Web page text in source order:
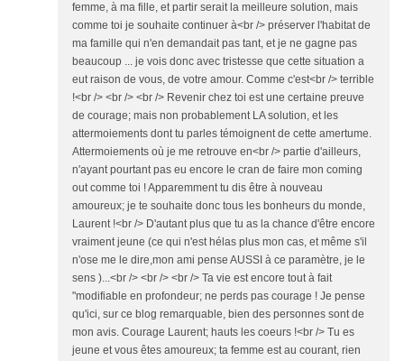
femme, à ma fille, et partir serait la meilleure solution, mais
comme toi je souhaite continuer à<br /> préserver l'habitat de
ma famille qui n'en demandait pas tant, et je ne gagne pas
beaucoup ... je vois donc avec tristesse que cette situation a
eut raison de vous, de votre amour. Comme c'est<br /> terrible
!<br /> <br /> <br /> Revenir chez toi est une certaine preuve
de courage; mais non probablement LA solution, et les
attermoiements dont tu parles témoignent de cette amertume.
Attermoiements où je me retrouve en<br /> partie d'ailleurs,
n'ayant pourtant pas eu encore le cran de faire mon coming
out comme toi ! Apparemment tu dis être à nouveau
amoureux; je te souhaite donc tous les bonheurs du monde,
Laurent !<br /> D'autant plus que tu as la chance d'être encore
vraiment jeune (ce qui n'est hélas plus mon cas, et même s'il
n'ose me le dire,mon ami pense AUSSI à ce paramètre, je le
sens )...<br /> <br /> <br /> Ta vie est encore tout à fait
"modifiable en profondeur; ne perds pas courage ! Je pense
qu'ici, sur ce blog remarquable, bien des personnes sont de
mon avis. Courage Laurent; hauts les coeurs !<br /> Tu es
jeune et vous êtes amoureux; ta femme est au courant, rien